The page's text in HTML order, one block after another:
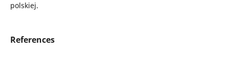
polskiej.
References